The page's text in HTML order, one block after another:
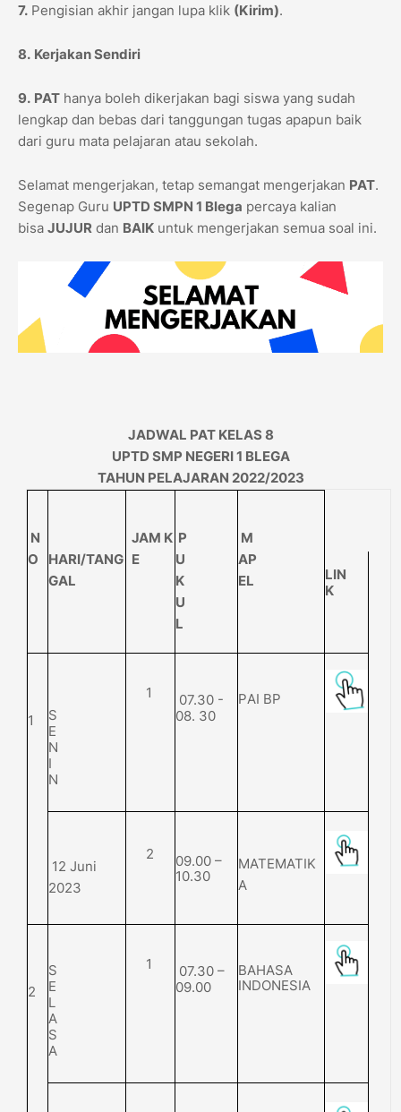
7. Pengisian akhir jangan lupa klik (Kirim).
8. Kerjakan Sendiri
9. PAT hanya boleh dikerjakan bagi siswa yang sudah
lengkap dan bebas dari tanggungan tugas apapun baik
dari guru mata pelajaran atau sekolah.
Selamat mengerjakan, tetap semangat mengerjakan PAT.
Segenap Guru UPTD SMPN 1 Blega percaya kalian
bisa JUJUR dan BAIK untuk mengerjakan semua soal ini.
JADWAL PAT KELAS 8
UPTD SMP NEGERI 1 BLEGA
TAHUN PELAJARAN 2022/2023
N
O
HARI/TANG
GAL
JAM K
E
P
U
K
U
L
M
AP
EL
LIN
K
1
S
E
N
I
N
1
07.30 -
08. 30
PAI BP
12 Juni
2023
2
09.00 –
10.30
MATEMATIK
A
2
S
E
L
A
S
A
1
07.30 –
09.00
BAHASA
INDONESIA